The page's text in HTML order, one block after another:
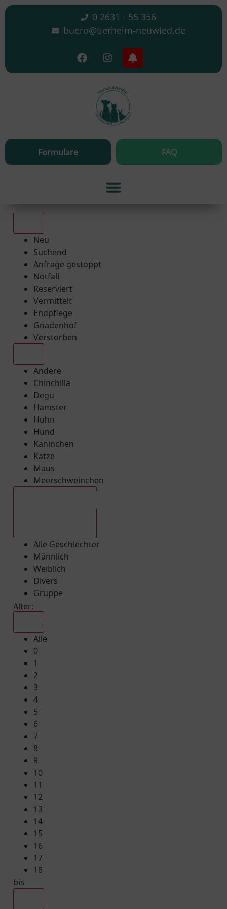
0 2631 - 55 356
buero@tierheim-neuwied.de
Formulare FAQ
Neu
Suchend
Anfrage gestoppt
Notfall
Reserviert
Vermittelt
Endpflege
Gnadenhof
Verstorben
Andere
Chinchilla
Degu
Hamster
Huhn
Hund
Kaninchen
Katze
Maus
Meerschweinchen
Alle Geschlechter
Männlich
Weiblich
Divers
Gruppe
Alter:
Alle
0
1
2
3
4
5
6
7
8
9
10
11
12
13
14
15
16
17
18
bis